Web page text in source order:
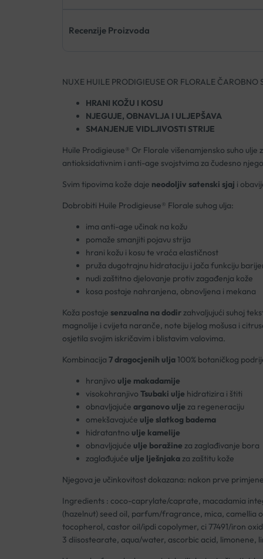
Recenzije Proizvoda
NUXE HUILE PRODIGIEUSE OR FLORALE ČAROBNO
HRANI KOŽU I KOSU
NJEGUJE, OBNAVLJA I ULJEPŠAVA
SMANJENJE VIDLJIVOSTI STRIJE
Huile Prodigieuse® Or Florale višenamjensko suho
antioksidativnim i anti-age svojstvima za čudesno
Svim tipovima kože daje neodoljiv satenski sjaj i
Dobrobiti Huile Prodigieuse® Florale suhog ulja:
ima anti-age učinak na kožu
pomaže smanjiti pojavu strija
hrani kožu i kosu te vraća elastičnost
pruža dugotrajnu hidrataciju i jača funkciju
nudi zaštitno djelovanje protiv zagađenja kože
kosa postaje nahranjena, obnovljena i mekana
Koža postaje senzualna na dodirzahvaljujući suhoj
magnolije i cvijeta naranče, note bijelog mošusa i
osjetila svojim iskričavim i blistavim valovima.
Kombinacija 7 dragocjenih ulja100% botaničkog
hranjivo ulje makadamije
visokohranjivo Tsubaki ulje hidratizira i štiti
obnavljajuće arganovo ulje za regeneraciju
omekšavajuće ulje slatkog badema
hidratantno ulje kamelije
obnavljajuće ulje boražine za zaglađivanje bora
zaglađujuće ulje lješnjakaza zaštitu kože
Njegova je učinkovitost dokazana: nakon prve
Ingredients : coco-caprylate/caprate, macadamia
(hazelnut) seed oil, parfum/fragrance, mica, camellia
tocopherol, castor oil/ipdi copolymer, ci 77491/iron
3 diisostearate, aqua/water, ascorbic acid,